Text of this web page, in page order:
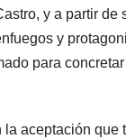
y a partir de
y
para
la aceptación que